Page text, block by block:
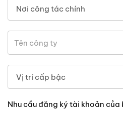
Nhu cầu đăng ký tài khoản của